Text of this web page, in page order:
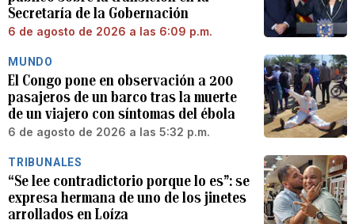
Secretaría de la Gobernación
6 de agosto de 2026 a las 6:09 p.m.
MUNDO
El Congo pone en observación a 200
pasajeros de un barco tras la muerte
de un viajero con síntomas del ébola
6 de agosto de 2026 a las 5:32 p.m.
TRIBUNALES
“Se lee contradictorio porque lo es”: se
expresa hermana de uno de los jinetes
arrollados en Loíza